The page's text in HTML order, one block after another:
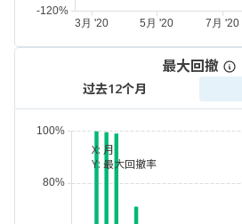
最大回撤
过去12个月
X: 月
Y: 最大回撤率